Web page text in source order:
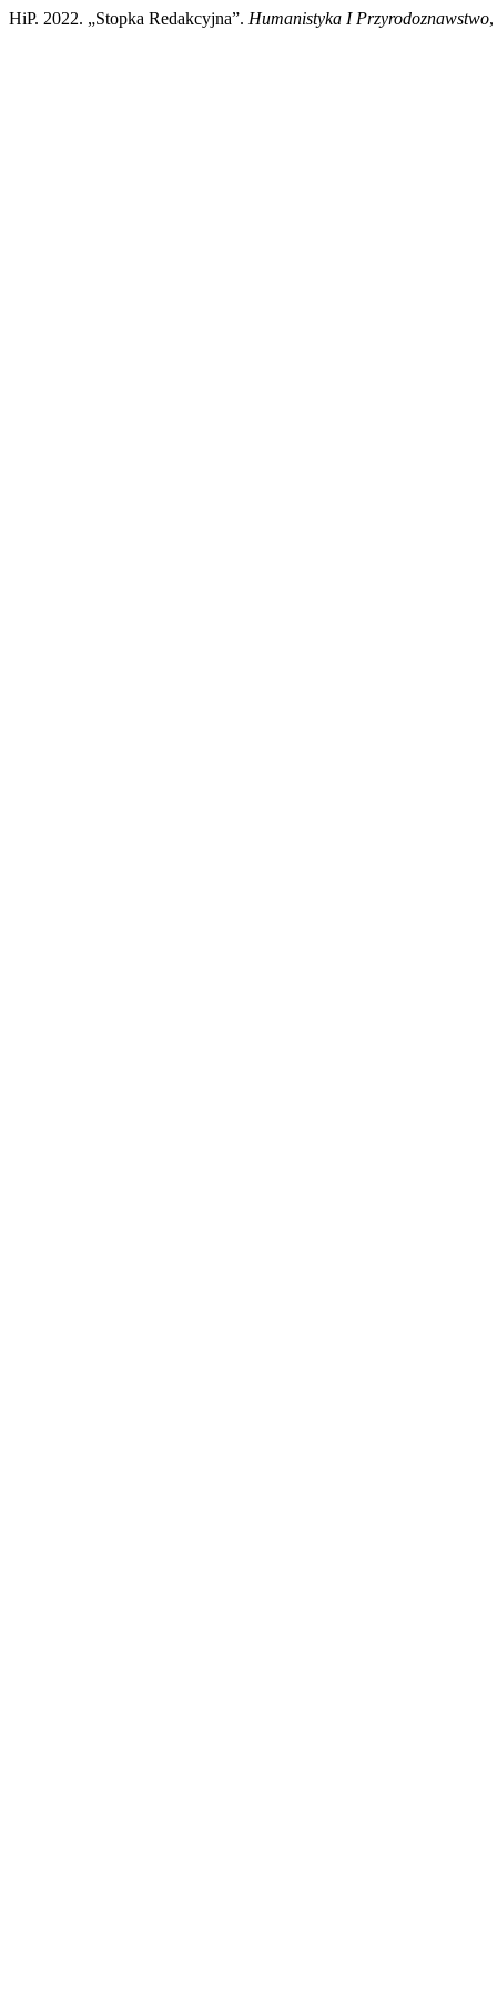
HiP. 2022. „Stopka Redakcyjna”. Humanistyka I Przyrodoznawstwo